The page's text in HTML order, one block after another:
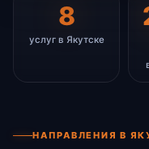
8
услуг в Якутске
НАПРАВЛЕНИЯ В